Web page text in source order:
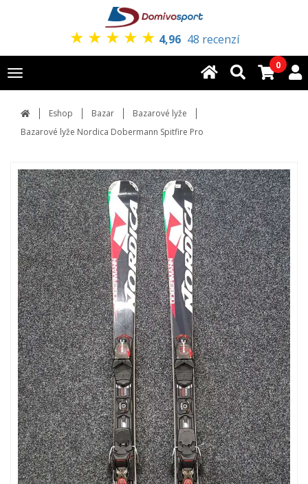
★ ★ ★ ★ ★ 4,96 48 recenzí
Toggle
navigation
0
Eshop Bazar
Bazarové lyže
Bazarové lyže Nordica Dobermann Spitfire Pro